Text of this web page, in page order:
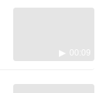
00:09